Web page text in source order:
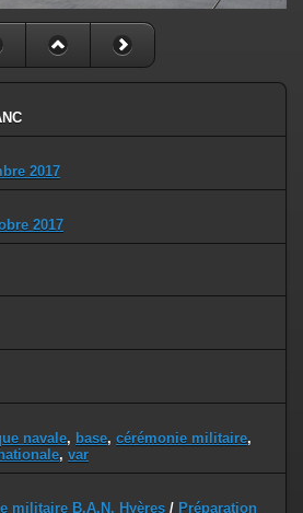
2017
2017
navale, base, cérémonie militaire,
, var
militaire B.A.N. Hyères / Préparation